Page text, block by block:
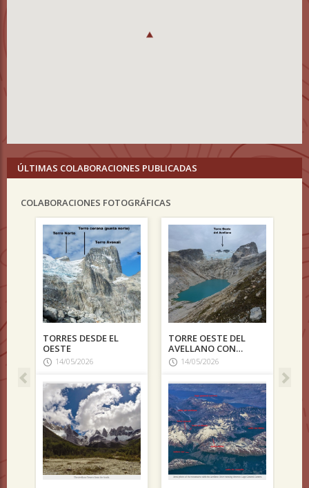
ÚLTIMAS COLABORACIONES PUBLICADAS
COLABORACIONES FOTOGRÁFICAS
TORRE OESTE DEL
GLACIAR COLGANTE
GLACIAR OESTE DE LA
TORRE SUR
Previous